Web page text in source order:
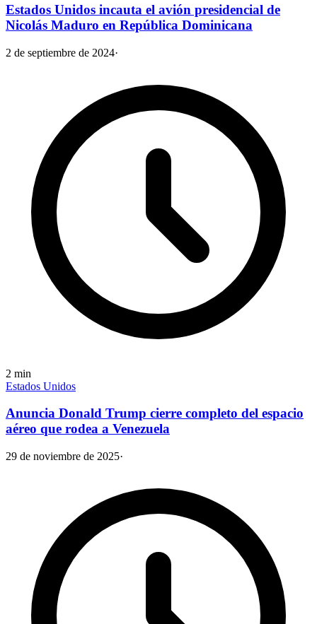
Estados Unidos incauta el avión presidencial de
Nicolás Maduro en República Dominicana
2 de septiembre de 2024·
2 min
Estados Unidos
Anuncia Donald Trump cierre completo del espacio
aéreo que rodea a Venezuela
29 de noviembre de 2025·